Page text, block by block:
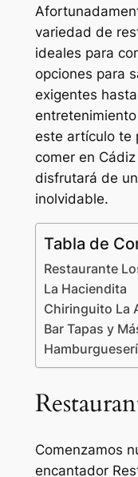
variedad de
ideales para
opciones para
exigentes
este artículo te
comer en
disfrutará de
inolvidable.
Tabla de
Restaurante
La Haciendita
Chiringuito La
Bar Tapas y
Comenzamos
encantador